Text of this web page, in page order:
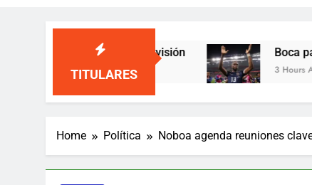
TITULARES
inesperado en televisión Boca paga casi
3 Hours Ago
Home Política Noboa agenda reuniones